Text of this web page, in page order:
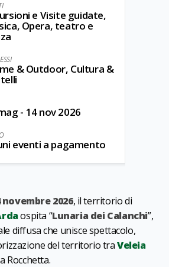
e Visite guidate,
Opera, teatro e
& Outdoor, Cultura &
- 14 nov 2026
eventi a pagamento
2026, il territorio di
ospita “Lunaria dei Calanchi”,
diffusa che unisce spettacolo,
del territorio traVeleia
Rocchetta.